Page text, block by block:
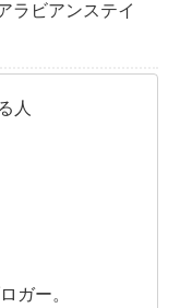
ラビアンステイ
人
ガー。